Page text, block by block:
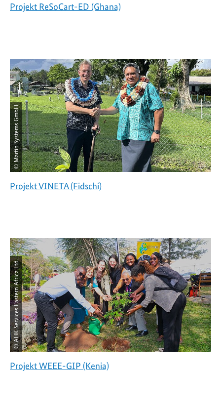
Projekt ReSoCart-ED (Ghana)
© Martin Systems GmbH
Projekt VINETA (Fidschi)
© AHK Services Eastern Africa Ltd.
Projekt WEEE-GIP (Kenia)